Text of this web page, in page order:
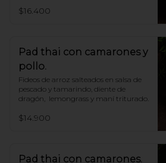
$16.400
Pad thai con camarones y
pollo.
Fideos de arroz salteados en salsa de
pescado y tamarindo, diente de
dragón,  lemongrass y maní triturado.
$14.900
Pad thai con camarones.